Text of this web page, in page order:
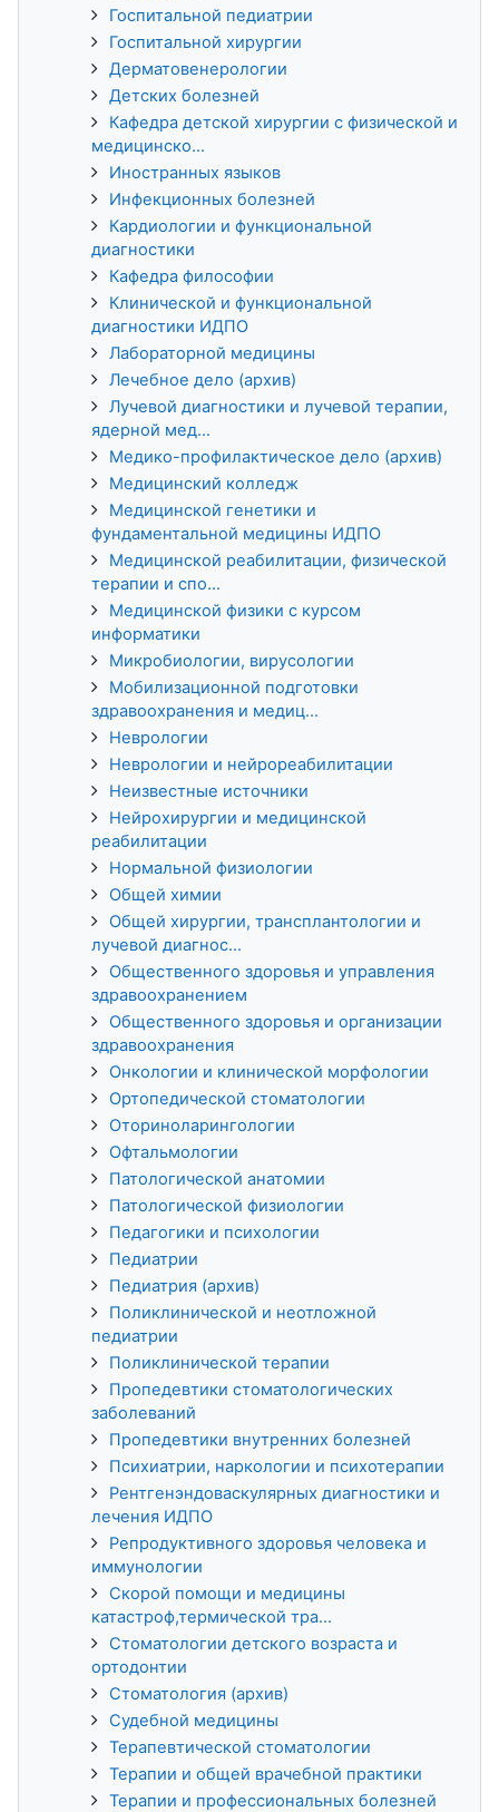
Госпитальной педиатрии
Госпитальной хирургии
Дерматовенерологии
Детских болезней
Кафедра детской хирургии с физической и
медицинско...
Иностранных языков
Инфекционных болезней
Кардиологии и функциональной
диагностики
Кафедра философии
Клинической и функциональной
диагностики ИДПО
Лабораторной медицины
Лечебное дело (архив)
Лучевой диагностики и лучевой терапии,
ядерной мед...
Медико-профилактическое дело (архив)
Медицинский колледж
Медицинской генетики и
фундаментальной медицины ИДПО
Медицинской реабилитации, физической
терапии и спо...
Медицинской физики с курсом
информатики
Микробиологии, вирусологии
Мобилизационной подготовки
здравоохранения и медиц...
Неврологии
Неврологии и нейрореабилитации
Неизвестные источники
Нейрохирургии и медицинской
реабилитации
Нормальной физиологии
Общей химии
Общей хирургии, трансплантологии и
лучевой диагнос...
Общественного здоровья и управления
здравоохранением
Общественного здоровья и организации
здравоохранения
Онкологии и клинической морфологии
Ортопедической стоматологии
Оториноларингологии
Офтальмологии
Патологической анатомии
Патологической физиологии
Педагогики и психологии
Педиатрии
Педиатрия (архив)
Поликлинической и неотложной
педиатрии
Поликлинической терапии
Пропедевтики стоматологических
заболеваний
Пропедевтики внутренних болезней
Психиатрии, наркологии и психотерапии
Рентгенэндоваскулярных диагностики и
лечения ИДПО
Репродуктивного здоровья человека и
иммунологии
Скорой помощи и медицины
катастроф,термической тра...
Стоматологии детского возраста и
ортодонтии
Стоматология (архив)
Судебной медицины
Терапевтической стоматологии
Терапии и общей врачебной практики
Терапии и профессиональных болезней